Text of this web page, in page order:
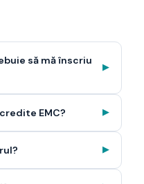
să mă înscriu
▶
EMC? ▶
▶